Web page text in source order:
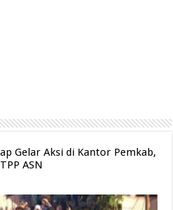
Gelar Aksi di Kantor Pemkab,
ASN